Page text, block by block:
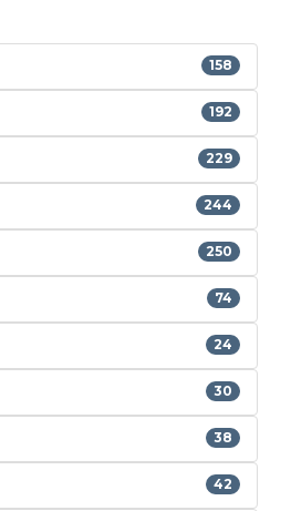
158
192
229
244
250
74
24
30
38
42